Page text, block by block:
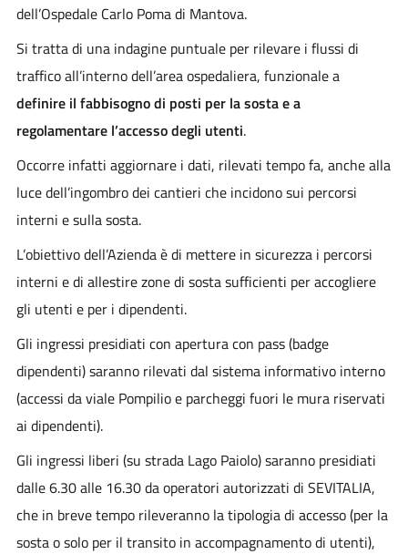
dell’Ospedale Carlo Poma di Mantova.
Si tratta di una indagine puntuale per rilevare i flussi di
traffico all’interno dell’area ospedaliera, funzionale a
definire il fabbisogno di posti per la sosta e a
regolamentare l’accesso degli utenti.
Occorre infatti aggiornare i dati, rilevati tempo fa, anche alla
luce dell’ingombro dei cantieri che incidono sui percorsi
interni e sulla sosta.
L’obiettivo dell’Azienda è di mettere in sicurezza i percorsi
interni e di allestire zone di sosta sufficienti per accogliere
gli utenti e per i dipendenti.
Gli ingressi presidiati con apertura con pass (badge
dipendenti) saranno rilevati dal sistema informativo interno
(accessi da viale Pompilio e parcheggi fuori le mura riservati
ai dipendenti).
Gli ingressi liberi (su strada Lago Paiolo) saranno presidiati
dalle 6.30 alle 16.30 da operatori autorizzati di SEVITALIA,
che in breve tempo rileveranno la tipologia di accesso (per la
sosta o solo per il transito in accompagnamento di utenti),